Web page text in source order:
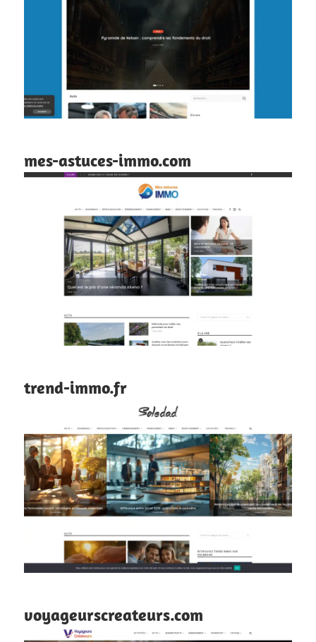
mes-astuces-immo.com
trend-immo.fr
voyageurscreateurs.com